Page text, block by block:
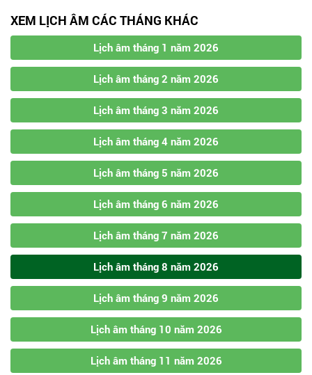
XEM LỊCH ÂM CÁC THÁNG KHÁC
Lịch âm tháng 1 năm 2026
Lịch âm tháng 2 năm 2026
Lịch âm tháng 3 năm 2026
Lịch âm tháng 4 năm 2026
Lịch âm tháng 5 năm 2026
Lịch âm tháng 6 năm 2026
Lịch âm tháng 7 năm 2026
Lịch âm tháng 8 năm 2026
Lịch âm tháng 9 năm 2026
Lịch âm tháng 10 năm 2026
Lịch âm tháng 11 năm 2026